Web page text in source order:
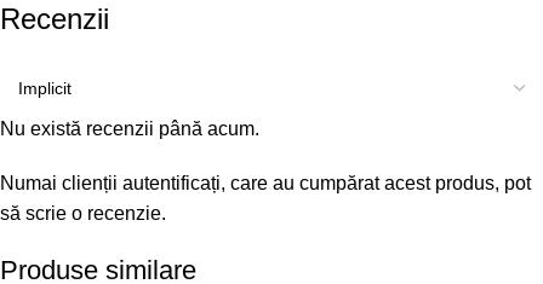
Recenzii
Nu există recenzii până acum.
Numai clienții autentificați, care au cumpărat acest produs, pot
să scrie o recenzie.
Produse similare